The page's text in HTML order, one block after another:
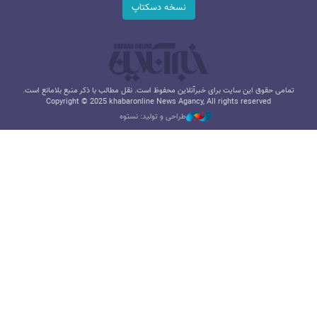
نسخه دسکتاپ
تمامی حقوق این سایت برای خبرآنلاین محفوظ است. نقل مطالب با ذکر منبع بلامانع است.
Copyright © 2025 khabaronline News Agancy, All rights reserved
طراحی و تولید: نستوه